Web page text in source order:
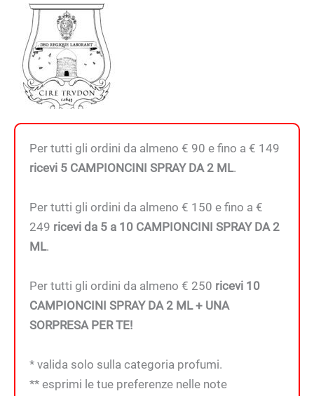
Per tutti gli ordini da almeno € 90 e fino a € 149
ricevi 5 CAMPIONCINI SPRAY DA 2 ML.
Per tutti gli ordini da almeno € 150 e fino a €
249 ricevi da 5 a 10 CAMPIONCINI SPRAY DA 2
ML.
Per tutti gli ordini da almeno € 250 ricevi 10
CAMPIONCINI SPRAY DA 2 ML + UNA
SORPRESA PER TE!
* valida solo sulla categoria profumi.
** esprimi le tue preferenze nelle note